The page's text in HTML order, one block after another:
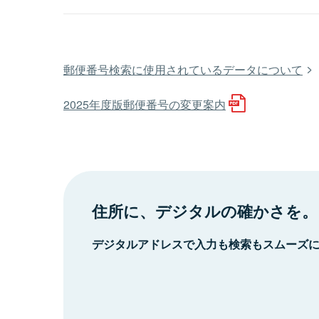
郵便番号検索に使用されているデータについて
2025年度版郵便番号の変更案内
住所に、デジタルの確かさを。
デジタルアドレスで入力も検索もスムーズ